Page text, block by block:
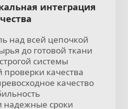
интеграция
над всей цепочкой
до готовой ткани
системы
проверки качества
качество
надежные сроки